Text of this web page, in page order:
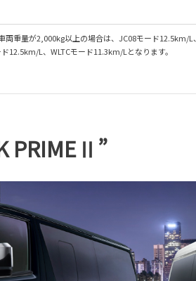
重量が2,000kg以上の場合は、JC08モード
12.5km/L、WLTCモード11.3km/Lとなります。
PRIMEⅡ”